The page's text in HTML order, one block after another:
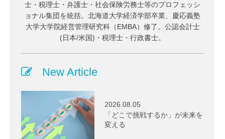
士・税理士・弁護士・社会保険労務士等のプロフェッシ
ョナル集団を統括。北海道大学経済学部卒業、慶応義塾
大学大学院経営管理研究科（EMBA）修了。公認会計士
(日本/米国)・税理士・行政書士。
New Article
2026.08.05
「どこで挑戦するか」が未来を
変える